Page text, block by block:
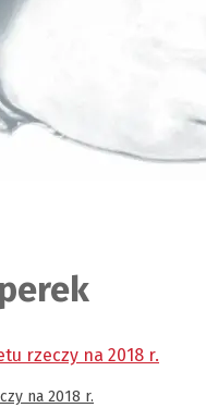
na 2018 r.